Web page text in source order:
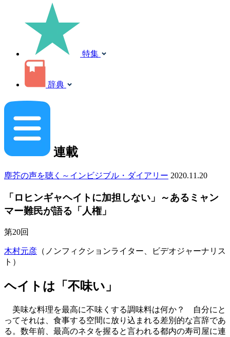
特集
辞典
連載
塵芥の声を聴く～インビジブル・ダイアリー 2020.11.20
「ロヒンギャヘイトに加担しない」～あるミャン
マー難民が語る「人権」
第20回
木村元彦 （ノンフィクションライター、ビデオジャーナリス
ト）
ヘイトは「不味い」
美味な料理を最高に不味くする調味料は何か？ 自分にと
ってそれは、食事する空間に放り込まれる差別的な言辞であ
る。数年前、最高のネタを握ると言われる都内の寿司屋に連